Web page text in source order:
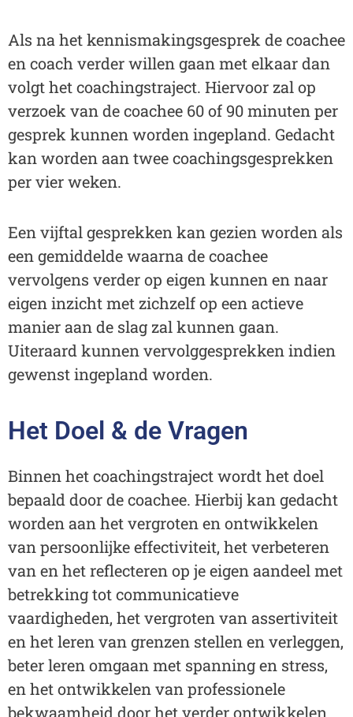
Als na het kennismakingsgesprek de coachee
en coach verder willen gaan met elkaar dan
volgt het coachingstraject. Hiervoor zal op
verzoek van de coachee 60 of 90 minuten per
gesprek kunnen worden ingepland. Gedacht
kan worden aan twee coachingsgesprekken
per vier weken.
Een vijftal gesprekken kan gezien worden als
een gemiddelde waarna de coachee
vervolgens verder op eigen kunnen en naar
eigen inzicht met zichzelf op een actieve
manier aan de slag zal kunnen gaan.
Uiteraard kunnen vervolggesprekken indien
gewenst ingepland worden.
Het Doel & de Vragen
Binnen het coachingstraject wordt het doel
bepaald door de coachee. Hierbij kan gedacht
worden aan het vergroten en ontwikkelen
van persoonlijke effectiviteit, het verbeteren
van en het reflecteren op je eigen aandeel met
betrekking tot communicatieve
vaardigheden, het vergroten van assertiviteit
en het leren van grenzen stellen en verleggen,
beter leren omgaan met spanning en stress,
en het ontwikkelen van professionele
bekwaamheid door het verder ontwikkelen